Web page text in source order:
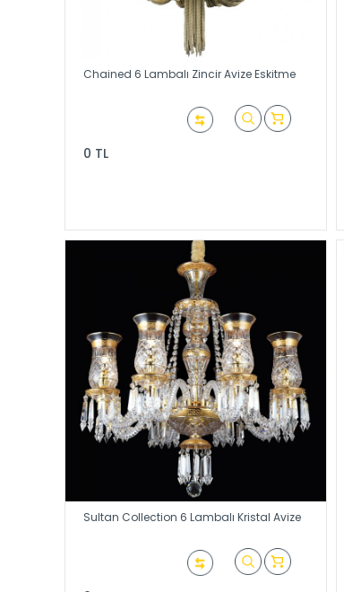
Chained 6 Lambalı Zincir Avize Eskitme
0 TL
Sultan Collection 6 Lambalı Kristal Avize